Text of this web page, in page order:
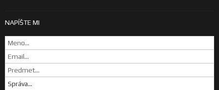
NAPÍŠTE MI